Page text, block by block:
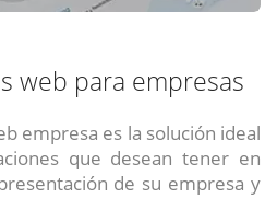
web para empresas
empresa es la solución ideal
que desean tener en
de su empresa y